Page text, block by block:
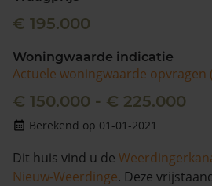
€ 195.000
Woningwaarde indicatie
Actuele woningwaarde opvragen
€ 150.000 - € 225.000
Berekend op 01-01-2021
Dit huis vind u de
Nieuw-Weerdinge. Deze